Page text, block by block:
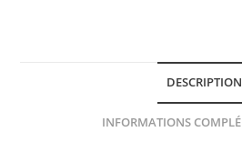
DESCRIPTION
INFORMATIONS